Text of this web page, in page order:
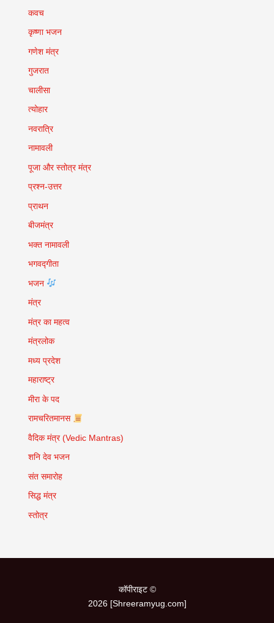
कवच
कृष्णा भजन
गणेश मंत्र
गुजरात
चालीसा
त्योहार
नवरात्रि
नामावली
पूजा और स्तोत्र मंत्र
प्रश्न-उत्तर
प्राथन
बीजमंत्र
भक्त नामावली
भगवद्गीता
भजन
मंत्र
मंत्र का महत्व
मंत्रलोक
मध्य प्रदेश
महाराष्ट्र
मीरा के पद
रामचरितमानस
वैदिक मंत्र (Vedic Mantras)
शनि देव भजन
संत समारोह
सिद्ध मंत्र
स्तोत्र
कॉपीराइट ©
2026 [Shreeramyug.com]